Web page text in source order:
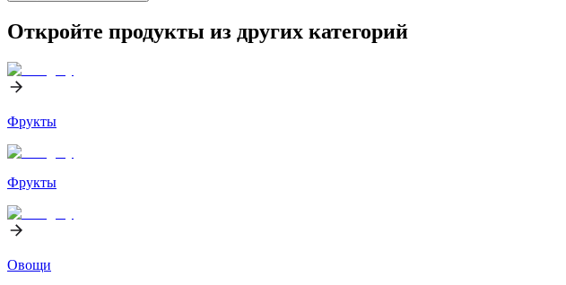
Откройте продукты из других категорий
Фрукты
Фрукты
Овощи